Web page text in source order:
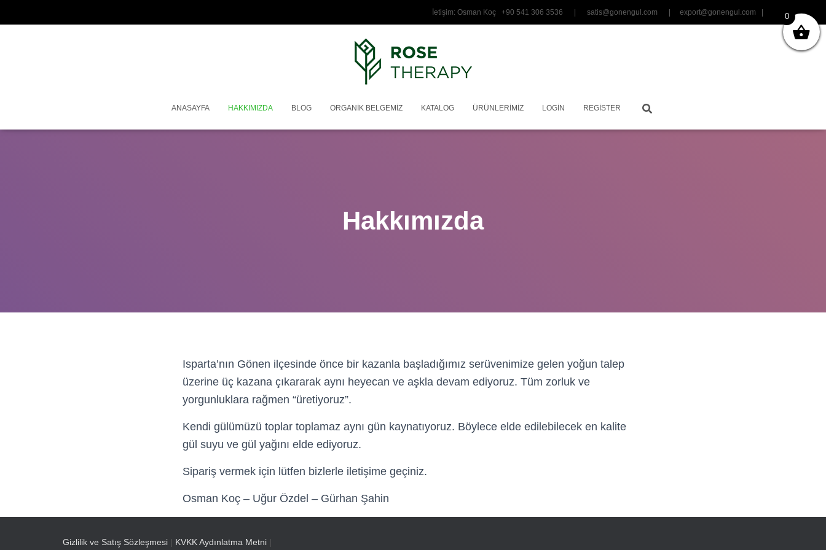
İetişim: Osman Koç +90 541 306 3536 | satis@gonengul.com export@gonengul.com
ANASAYFA HAKKIMIZDA BLOG ORGANIK BELGEMIZ KATALOG ÜRÜNLERIMIZ LOGIN REGISTER
Hakkımızda
Isparta’nın Gönen ilçesinde önce bir kazanla başladığımız serüvenimize gelen yoğun talep
üzerine üç kazana çıkararak aynı heyecan ve aşkla devam ediyoruz. Tüm zorluk ve
yorgunluklara rağmen “üretiyoruz”.
Kendi gülümüzü toplar toplamaz aynı gün kaynatıyoruz. Böylece elde edilebilecek en kalite
gül suyu ve gül yağını elde ediyoruz.
Sipariş vermek için lütfen bizlerle iletişime geçiniz.
Osman Koç – Uğur Özdel – Gürhan Şahin
Gizlilik ve Satış Sözleşmesi | KVKK Aydınlatma Metni |
0